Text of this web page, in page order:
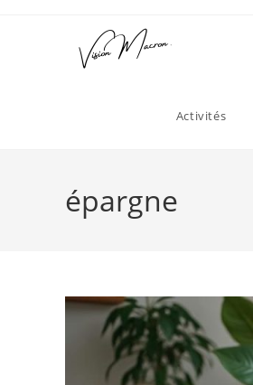
Activités
épargne